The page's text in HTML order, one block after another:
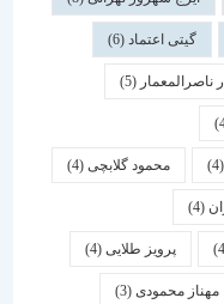
اعتماد(6)
(5)
محمود گلابچی(4)
پرویز طلایی(4)
(3)